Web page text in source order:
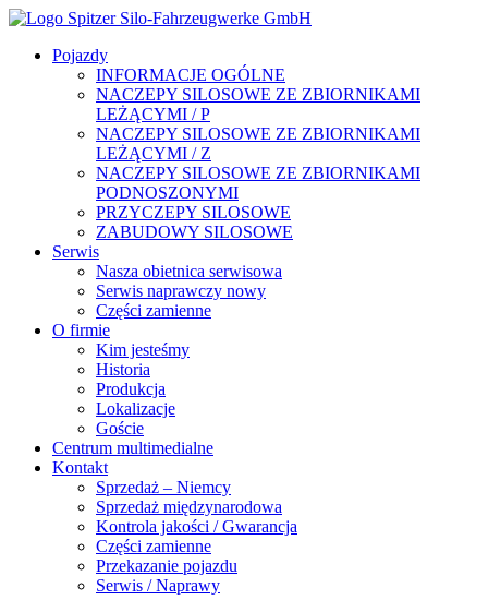
Pojazdy
INFORMACJE OGÓLNE
NACZEPY SILOSOWE ZE ZBIORNIKAMI
LEŻĄCYMI / P
NACZEPY SILOSOWE ZE ZBIORNIKAMI
LEŻĄCYMI / Z
NACZEPY SILOSOWE ZE ZBIORNIKAMI
PODNOSZONYMI
PRZYCZEPY SILOSOWE
ZABUDOWY SILOSOWE
Serwis
Nasza obietnica serwisowa
Serwis naprawczy nowy
Części zamienne
O firmie
Kim jesteśmy
Historia
Produkcja
Lokalizacje
Goście
Centrum multimedialne
Kontakt
Sprzedaż – Niemcy
Sprzedaż międzynarodowa
Kontrola jakości / Gwarancja
Części zamienne
Przekazanie pojazdu
Serwis / Naprawy